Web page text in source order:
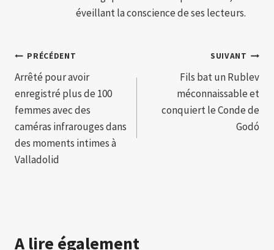
éveillant la conscience de ses lecteurs.
Navigation
de
l’article
PRÉCÉDENT
Arrêté pour avoir
enregistré plus de 100
femmes avec des
caméras infrarouges dans
des moments intimes à
Valladolid
SUIVANT
Fils bat un Rublev
méconnaissable et
conquiert le Conde de
Godó
A lire également